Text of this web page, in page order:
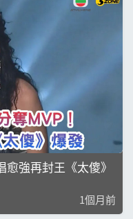
強再封王《太傻》
1個月前